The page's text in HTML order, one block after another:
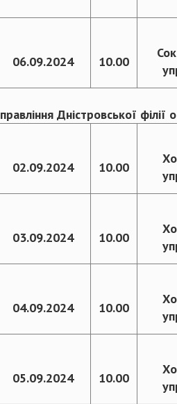
06.09.2024 10.00
Дністровської філії
02.09.2024 10.00
03.09.2024 10.00
04.09.2024 10.00
05.09.2024 10.00